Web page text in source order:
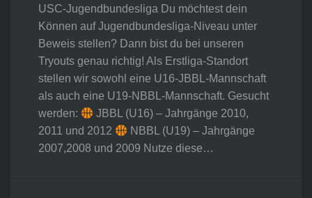
USC-Jugendbundesliga Du möchtest dein
Können auf Jugendbundesliga-Niveau unter
Beweis stellen? Dann bist du bei unseren
Tryouts genau richtig! Als Erstliga-Standort
stellen wir sowohl eine U16-JBBL-Mannschaft
als auch eine U19-NBBL-Mannschaft. Gesucht
werden:
JBBL (U16) – Jahrgänge 2010,
2011 und 2012
NBBL (U19) – Jahrgänge
2007,2008 und 2009 Nutze diese…